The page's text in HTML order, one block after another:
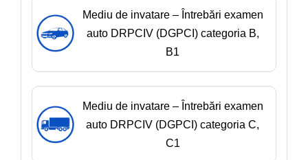
Mediu de invatare – Întrebări examen
auto DRPCIV (DGPCI) categoria B,
B1
Mediu de invatare – Întrebări examen
auto DRPCIV (DGPCI) categoria C,
C1